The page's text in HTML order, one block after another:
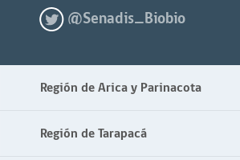
@Senadis_Biobio
Región de Arica y Parinacota
Región de Tarapacá